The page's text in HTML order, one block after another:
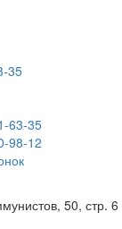
35
63-35
98-12
50, стр. 6